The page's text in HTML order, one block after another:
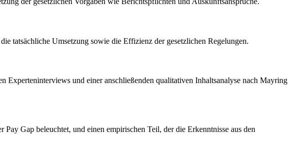
tatsächliche Umsetzung sowie die Effizienz der gesetzlichen Regelungen.
und einer anschließenden qualitativen Inhaltsanalyse nach Mayring
Gap beleuchtet, und einen empirischen Teil, der die Erkenntnisse aus den